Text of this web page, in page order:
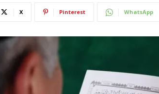
X Pinterest WhatsApp